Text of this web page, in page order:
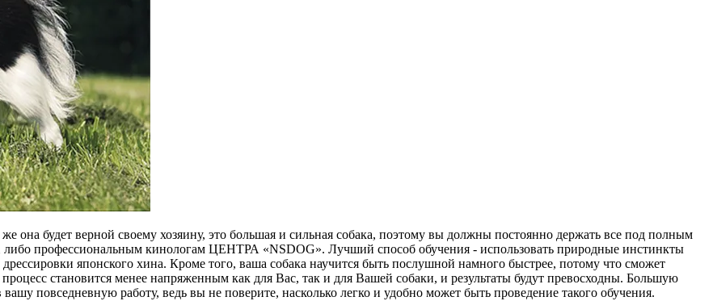
она будет верной своему хозяину, это большая и сильная собака, поэтому вы должны постоянно держать все под полным
либо профессиональным кинологам ЦЕНТРА «NSDOG». Лучший способ обучения - использовать природные инстинкты
дрессировки японского хина. Кроме того, ваша собака научится быть послушной намного быстрее, потому что сможет
становится менее напряженным как для Вас, так и для Вашей собаки, и результаты будут превосходны. Большую
повседневную работу, ведь вы не поверите, насколько легко и удобно может быть проведение такого обучения.